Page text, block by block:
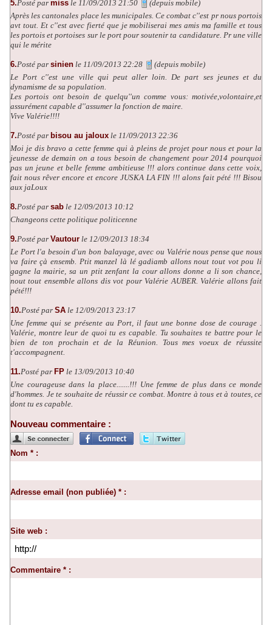
5.Posté par miss le 11/09/2013 21:50
(depuis mobile)
Après les cantonales place les municipales. Ce combat c''est pr nous portois
avt tout. Et c''est avec fierté que je mobiliserai mes amis ma famille et tous
les portois et portoises sur le port pour soutenir ta candidature. Pr une ville
qui le mérite
6.Posté par sinien le 11/09/2013 22:28
(depuis mobile)
Le Port c''est une ville qui peut aller loin. De part ses jeunes et du
dynamisme de sa population.
Les portois ont besoin de quelqu''un comme vous: motivée,volontaire,et
assurément capable d''assumer la fonction de maire.
Vive Valérie!!!!
7.Posté par bisou au jaloux le 11/09/2013 22:36
Moi je dis bravo a cette femme qui à pleins de projet pour nous et pour la
jeunesse de demain on a tous besoin de changement pour 2014 pourquoi
pas un jeune et belle femme ambitieuse !!! alors continue dans cette voix,
fait nous rêver encore et encore JUSKA LA FIN !!! alons fait pété !!! Bisou
aux jaLoux
8.Posté par sab le 12/09/2013 10:12
Changeons cette politique politicenne
9.Posté par Vautour le 12/09/2013 18:34
Le Port l'a besoin d'un bon balayage, avec ou Valérie nous pense que nous
va faire çà ensemb. Ptit manzel là lé gadiamb allons nout tout vot pou li
gagne la mairie, sa un ptit zenfant la cour allons donne a li son chance,
nout tout ensemble allons dis vot pour Valérie AUBER. Valérie allons fait
pété!!!
10.Posté par SA le 12/09/2013 23:17
Une femme qui se présente au Port, il faut une bonne dose de courage .
Valérie, montre leur de quoi tu es capable. Tu souhaites te battre pour le
bien de ton prochain et de la Réunion. Tous mes voeux de réussite
t'accompagnent.
11.Posté par FP le 13/09/2013 10:40
Une courageuse dans la place.......!!! Une femme de plus dans ce monde
d'hommes. Je te souhaite de réussir ce combat. Montre à tous et à toutes, ce
dont tu es capable.
Nouveau commentaire :
Nom * :
Adresse email (non publiée) * :
Site web :
Commentaire * :